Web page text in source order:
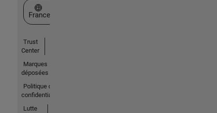
Sélectionner un site web
France
Trust
Center
Marques
déposées
Politique de
confidentialité
Lutte